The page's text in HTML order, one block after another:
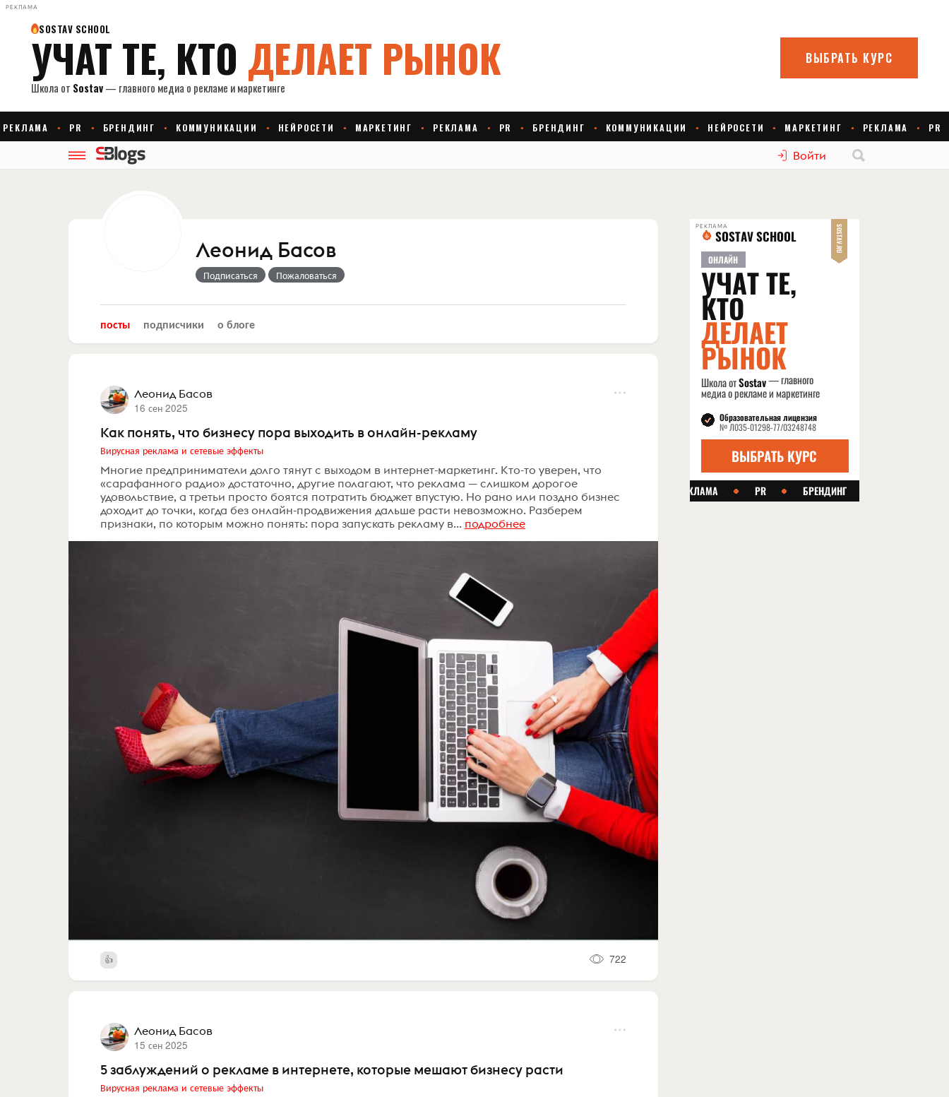
РЕКЛАМА
Войти
Леонид Басов
Подписаться Пожаловаться
посты подписчики о блоге
Леонид Басов
16 сен 2025
Как понять, что бизнесу пора выходить в онлайн-рекламу
Вирусная реклама и сетевые эффекты
Многие предприниматели долго тянут с выходом в интернет-маркетинг. Кто-то уверен, что
«сарафанного радио» достаточно, другие полагают, что реклама — слишком дорогое
удовольствие, а третьи просто боятся потратить бюджет впустую. Но рано или поздно бизнес
доходит до точки, когда без онлайн-продвижения дальше расти невозможно. Разберем
признаки, по которым можно понять: пора запускать рекламу в... подробнее
722
Леонид Басов
15 сен 2025
5 заблуждений о рекламе в интернете, которые мешают бизнесу расти
Вирусная реклама и сетевые эффекты
РЕКЛАМА